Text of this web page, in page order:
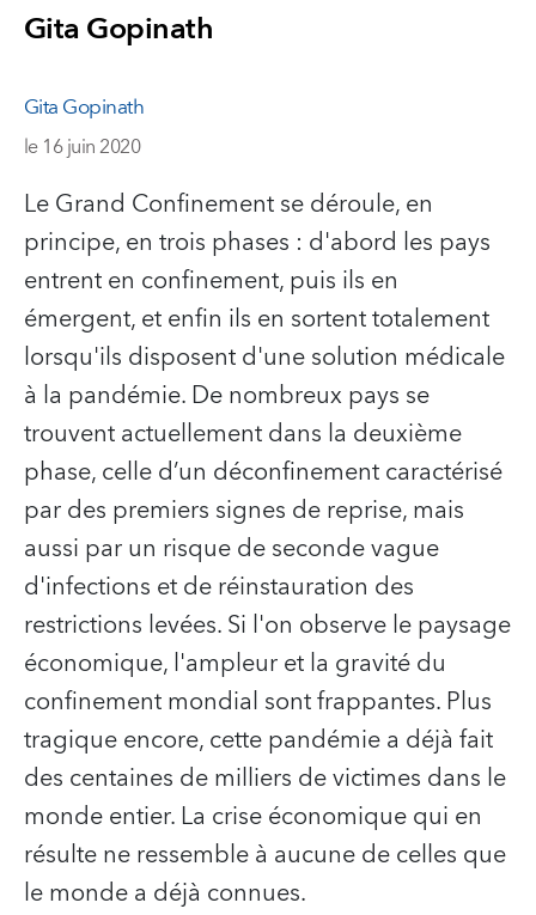
Gita Gopinath
Gita Gopinath
le 16 juin 2020
Le Grand Confinement se déroule, en
principe, en trois phases : d'abord les pays
entrent en confinement, puis ils en
émergent, et enfin ils en sortent totalement
lorsqu'ils disposent d'une solution médicale
à la pandémie. De nombreux pays se
trouvent actuellement dans la deuxième
phase, celle d’un déconfinement caractérisé
par des premiers signes de reprise, mais
aussi par un risque de seconde vague
d'infections et de réinstauration des
restrictions levées. Si l'on observe le paysage
économique, l'ampleur et la gravité du
confinement mondial sont frappantes. Plus
tragique encore, cette pandémie a déjà fait
des centaines de milliers de victimes dans le
monde entier. La crise économique qui en
résulte ne ressemble à aucune de celles que
le monde a déjà connues.